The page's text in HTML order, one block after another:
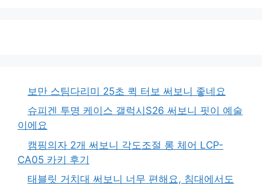
보만 스팀다리미 25초 퀵 터보 써보니 좋네요
슈피겐 투명 케이스 갤럭시S26 써보니 핏이 예술
이에요
캠핑의자 2개 써보니 각도조절 롱 체어 LCP-
CA05 카키 후기
태블릿 거치대 써보니 너무 편해요, 침대에서도